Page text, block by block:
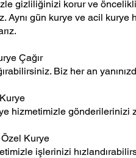
gizliliğinizi korur ve
gün kurye ve acil kurye
Çağır
Biz her an
hizmetimizle gönderilerinizi
Kurye
işlerinizi